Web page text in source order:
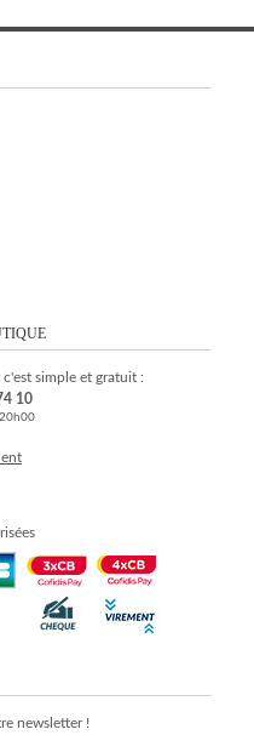
simple et gratuit :
10
newsletter !